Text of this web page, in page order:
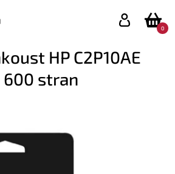
0
HP C2P10AE
600 stran